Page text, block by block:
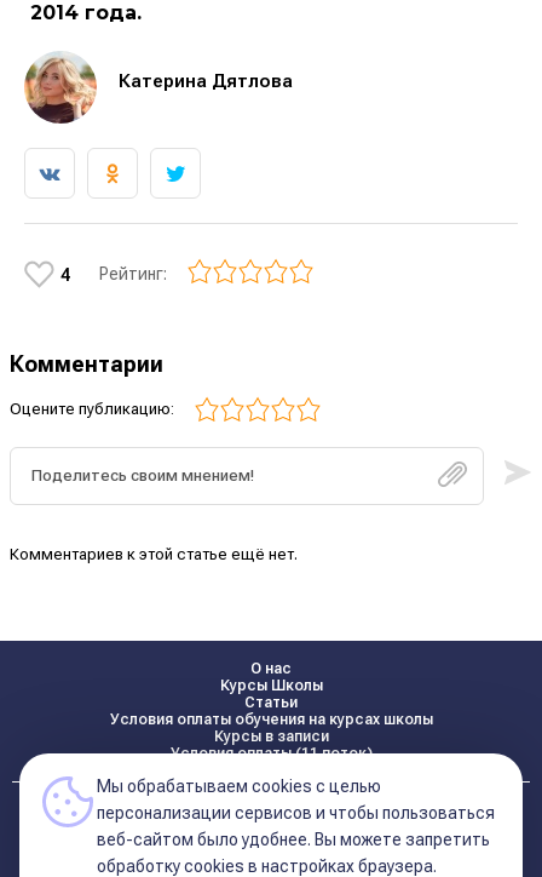
2014 года.
Катерина Дятлова
4 Рейтинг:
Комментарии
Оцените публикацию:
Комментариев к этой статье ещё нет.
О нас
Курсы Школы
Статьи
Условия оплаты обучения на курсах школы
Курсы в записи
Условия оплаты (11 поток)
Реквизиты
Контакты
Мы обрабатываем cookies с целью
персонализации сервисов и чтобы пользоваться
веб-сайтом было удобнее. Вы можете запретить
обработку сookies в настройках браузера.